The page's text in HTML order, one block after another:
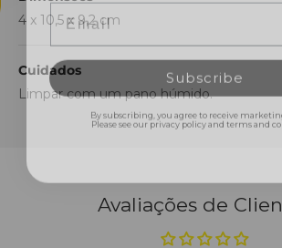
4 x 10,5 x 9,2 cm
Cuidados
Limpar com um pano húmido.
Avaliações de
Subscribe
By subscribing, you agree to receive